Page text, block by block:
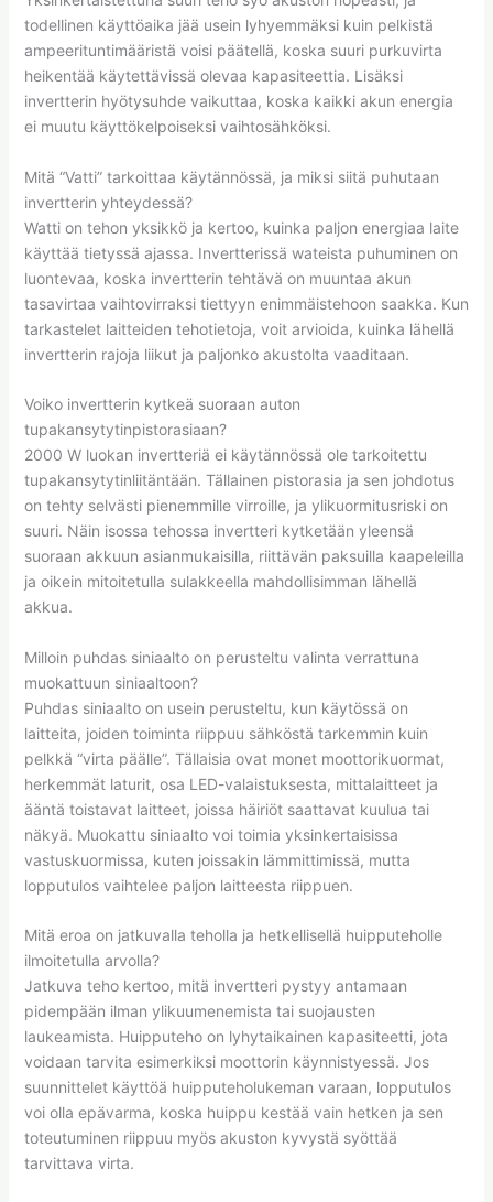
todellinen käyttöaika jää usein lyhyemmäksi kuin pelkistä
ampeerituntimääristä voisi päätellä, koska suuri purkuvirta
heikentää käytettävissä olevaa kapasiteettia. Lisäksi
invertterin hyötysuhde vaikuttaa, koska kaikki akun energia
ei muutu käyttökelpoiseksi vaihtosähköksi.
Mitä “Vatti” tarkoittaa käytännössä, ja miksi siitä puhutaan
invertterin yhteydessä?
Watti on tehon yksikkö ja kertoo, kuinka paljon energiaa laite
käyttää tietyssä ajassa. Invertterissä wateista puhuminen on
luontevaa, koska invertterin tehtävä on muuntaa akun
tasavirtaa vaihtovirraksi tiettyyn enimmäistehoon saakka. Kun
tarkastelet laitteiden tehotietoja, voit arvioida, kuinka lähellä
invertterin rajoja liikut ja paljonko akustolta vaaditaan.
Voiko invertterin kytkeä suoraan auton
tupakansytytinpistorasiaan?
2000 W luokan invertteriä ei käytännössä ole tarkoitettu
tupakansytytinliitäntään. Tällainen pistorasia ja sen johdotus
on tehty selvästi pienemmille virroille, ja ylikuormitusriski on
suuri. Näin isossa tehossa invertteri kytketään yleensä
suoraan akkuun asianmukaisilla, riittävän paksuilla kaapeleilla
ja oikein mitoitetulla sulakkeella mahdollisimman lähellä
akkua.
Milloin puhdas siniaalto on perusteltu valinta verrattuna
muokattuun siniaaltoon?
Puhdas siniaalto on usein perusteltu, kun käytössä on
laitteita, joiden toiminta riippuu sähköstä tarkemmin kuin
pelkkä “virta päälle”. Tällaisia ovat monet moottorikuormat,
herkemmät laturit, osa LED-valaistuksesta, mittalaitteet ja
ääntä toistavat laitteet, joissa häiriöt saattavat kuulua tai
näkyä. Muokattu siniaalto voi toimia yksinkertaisissa
vastuskuormissa, kuten joissakin lämmittimissä, mutta
lopputulos vaihtelee paljon laitteesta riippuen.
Mitä eroa on jatkuvalla teholla ja hetkellisellä huipputeholle
ilmoitetulla arvolla?
Jatkuva teho kertoo, mitä invertteri pystyy antamaan
pidempään ilman ylikuumenemista tai suojausten
laukeamista. Huipputeho on lyhytaikainen kapasiteetti, jota
voidaan tarvita esimerkiksi moottorin käynnistyessä. Jos
suunnittelet käyttöä huipputeholukeman varaan, lopputulos
voi olla epävarma, koska huippu kestää vain hetken ja sen
toteutuminen riippuu myös akuston kyvystä syöttää
tarvittava virta.